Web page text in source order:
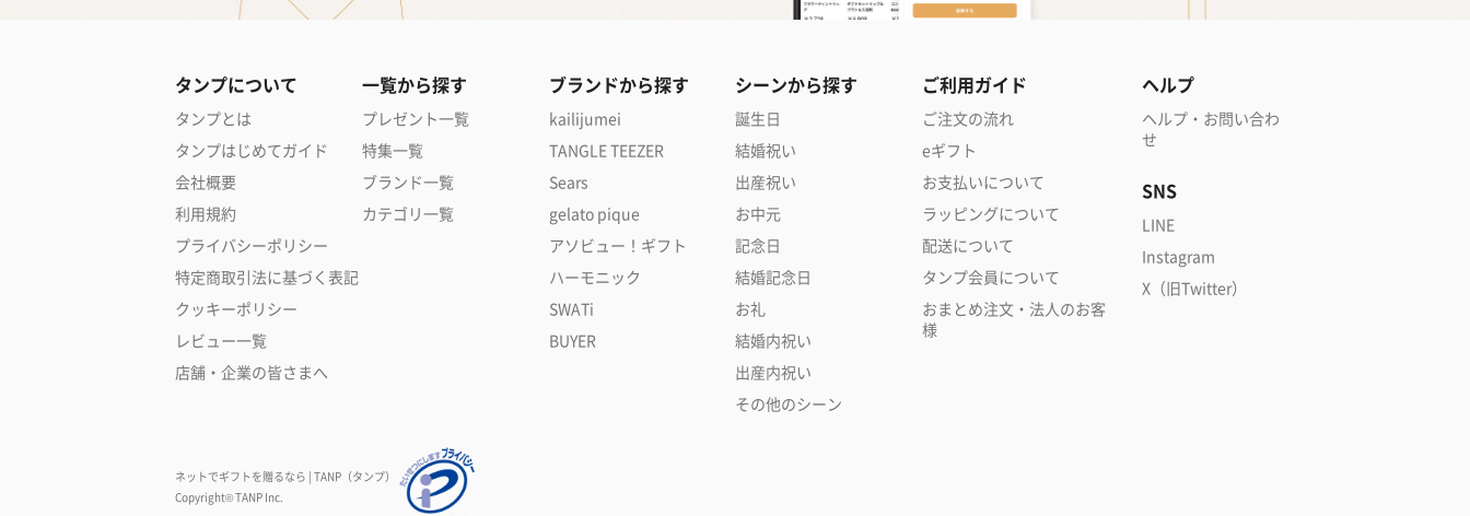
タンプについて
タンプとは
タンプはじめてガイド
会社概要
利用規約
プライバシーポリシー
特定商取引法に基づく表記
クッキーポリシー
レビュー一覧
店舗・企業の皆さまへ
一覧から探す
プレゼント一覧
特集一覧
ブランド一覧
カテゴリ一覧
ブランドから探す
kailijumei
TANGLE TEEZER
Sears
gelato pique
アソビュー！ギフト
ハーモニック
SWATi
BUYER
シーンから探す
誕生日
結婚祝い
出産祝い
お中元
記念日
結婚記念日
お礼
結婚内祝い
出産内祝い
その他のシーン
ご利用ガイド
ご注文の流れ
eギフト
お支払いについて
ラッピングについて
配送について
タンプ会員について
おまとめ注文・法人のお客
様
ヘルプ
ヘルプ・お問い合わ
せ
SNS
LINE
Instagram
X（旧Twitter）
ネットでギフトを贈るなら | TANP（タンプ）
Copyright© TANP Inc.